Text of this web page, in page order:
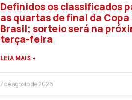
Definidos os classificados
as quartas de final da Copa
Brasil; sorteio será na
terça-feira
LEIA MAIS »
7 de agosto de 2026